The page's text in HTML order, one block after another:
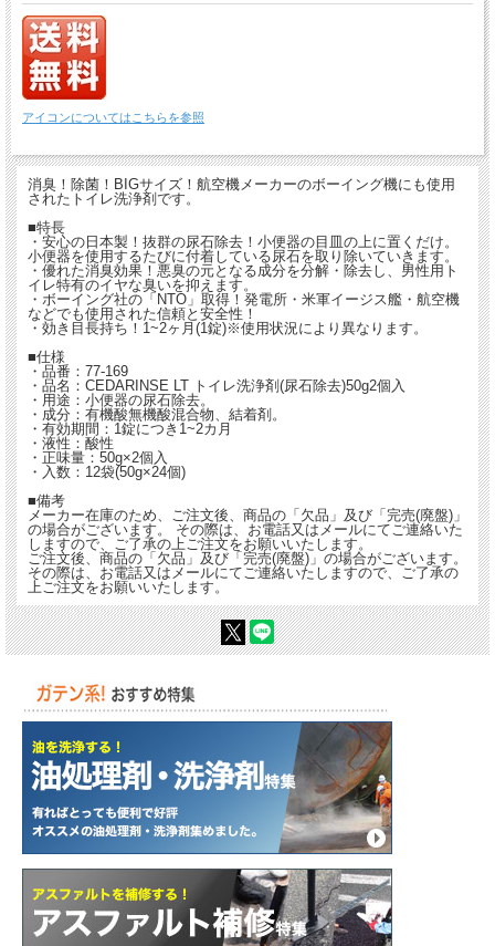
アイコンについてはこちらを参照
消臭！除菌！BIGサイズ！航空機メーカーのボーイング機にも使用
されたトイレ洗浄剤です。
■特長
・安心の日本製！抜群の尿石除去！小便器の目皿の上に置くだけ。
小便器を使用するたびに付着している尿石を取り除いていきます。
・優れた消臭効果！悪臭の元となる成分を分解・除去し、男性用ト
イレ特有のイヤな臭いを抑えます。
・ボーイング社の「NTO」取得！発電所・米軍イージス艦・航空機
などでも使用された信頼と安全性！
・効き目長持ち！1~2ヶ月(1錠)※使用状況により異なります。
■仕様
・品番：77-169
・品名：CEDARINSE LT トイレ洗浄剤(尿石除去)50g2個入
・用途：小便器の尿石除去。
・成分：有機酸無機酸混合物、結着剤。
・有効期間：1錠につき1~2カ月
・液性：酸性
・正味量：50g×2個入
・入数：12袋(50g×24個)
■備考
メーカー在庫のため、ご注文後、商品の「欠品」及び「完売(廃盤)」
の場合がございます。 その際は、お電話又はメールにてご連絡いた
しますので、ご了承の上ご注文をお願いいたします。
ご注文後、商品の「欠品」及び「完売(廃盤)」の場合がございます。
その際は、お電話又はメールにてご連絡いたしますので、ご了承の
上ご注文をお願いいたします。